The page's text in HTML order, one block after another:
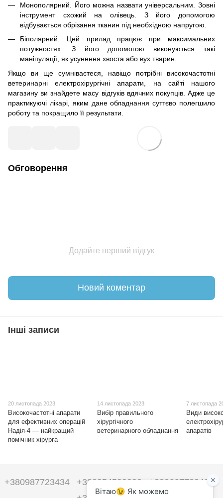
Монополярний. Його можна назвати універсальним. Зовні
інструмент схожий на олівець. З його допомогою
відбувається обрізання тканин під необхідною напругою.
Біполярний. Цей прилад працює при максимальних
потужностях. З його допомогою виконуються такі
маніпуляції, як усунення хвоста або вух тварин.
Якщо ви ще сумніваєтеся, навіщо потрібні високочастотні
ветеринарні електрохірургічні апарати, на сайті нашого
магазину ви знайдете масу відгуків вдячних покупців. Адже це
практикуючі лікарі, яким дане обладнання суттєво полегшило
роботу та покращило її результати.
Обговорення
Додайте перший відгук
Новий коментар
Інші записи
20 листопада 2023
Високочастотні апарати
для ефективних операцій
Надія-4 — найкращий
помічник хірурга
14 листопада 2023
Вибір правильного
хірургічного
ветеринарного обладнання
7 листопада
Види
апаратів
+380987723434 +380954599090
+380667723434